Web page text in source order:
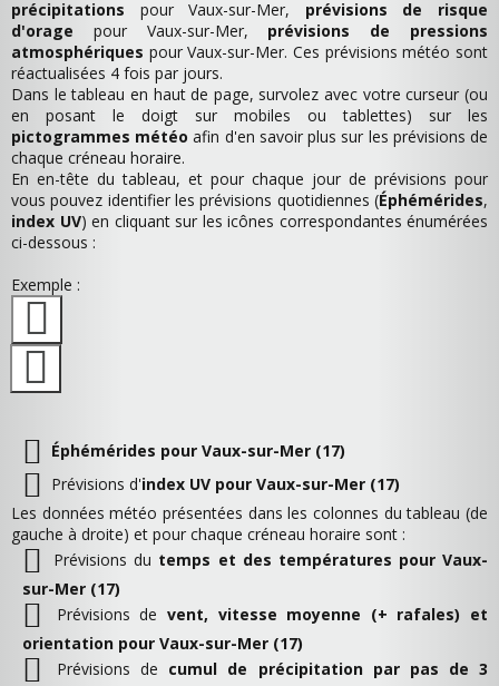
précipitations pour Vaux-sur-Mer, prévisions de risque
d'orage pour Vaux-sur-Mer, prévisions de pressions
atmosphériques pour Vaux-sur-Mer. Ces prévisions météo sont
réactualisées 4 fois par jours.
Dans le tableau en haut de page, survolez avec votre curseur (ou
en posant le doigt sur mobiles ou tablettes) sur les
pictogrammes météo afin d'en savoir plus sur les prévisions de
chaque créneau horaire.
En en-tête du tableau, et pour chaque jour de prévisions pour
vous pouvez identifier les prévisions quotidiennes (Éphémérides,
index UV) en cliquant sur les icônes correspondantes énumérées
ci-dessous :
Exemple :
Éphémérides pour Vaux-sur-Mer (17)
Prévisions d'index UV pour Vaux-sur-Mer (17)
Les données météo présentées dans les colonnes du tableau (de
gauche à droite) et pour chaque créneau horaire sont :
Prévisions du temps et des températures pour Vaux-
sur-Mer (17)
Prévisions de vent, vitesse moyenne (+ rafales) et
orientation pour Vaux-sur-Mer (17)
Prévisions de cumul de précipitation par pas de 3